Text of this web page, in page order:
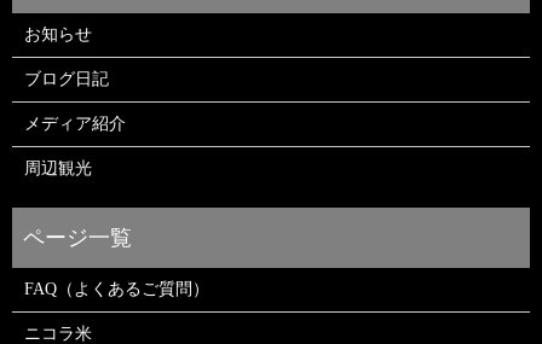
お知らせ
ブログ日記
メディア紹介
周辺観光
FAQ（よくあるご質問）
ニコラ米